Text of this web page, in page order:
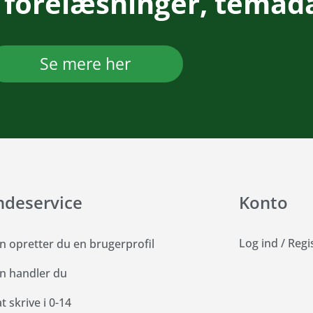
Se mere her
opretter du en brugerprofil
handler du
skrive i 0-14
Konto
Log ind /